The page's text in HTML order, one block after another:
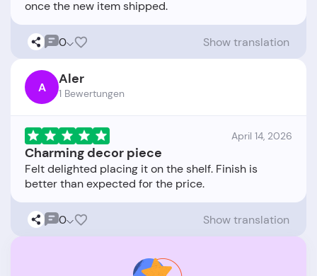
0 Show translation
A Aler
1 Bewertungen
April 14, 2026
Charming decor piece
Felt delighted placing it on the shelf. Finish is
0 Show translation